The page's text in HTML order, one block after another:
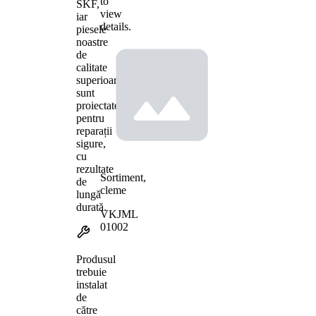
SKF,
iar
piesele
noastre
de
calitate
superioară
sunt
proiectate
pentru
reparații
sigure,
cu
rezultate
de
lungă
durată.
Produsul
trebuie
instalat
de
către
view
details.
Sortiment,
cleme
VKJML
01002